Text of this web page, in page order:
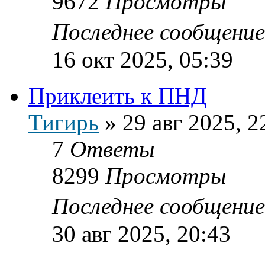
Последнее
16 окт 2025, 05:39
Приклеить к ПНД
Тигирь » 29 авг 2025,
7 Ответы
8299 Просмотры
Последнее
30 авг 2025, 20:43